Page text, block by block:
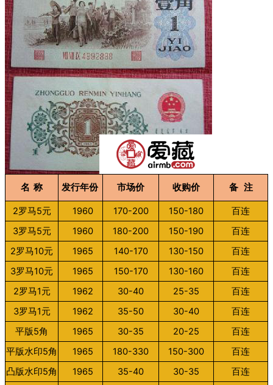
名 称 发行年份 市场价 收购价 备 注
2罗马5元 1960 170-200 150-180
百连
3罗马5元
1960 180-200 150-190
百连
2罗马10元
1965 140-170 130-150
百连
3罗马10元
1965 150-170 130-160
百连
2罗马1元
1962 30-40 25-35
百连
3罗马1元
1962 35-50 30-40
百连
平版5角
1965 30-35 20-25
百连
平版水印5角
1965 180-330 150-300
百连
凸版水印5角
1965 35-40 30-35
百连